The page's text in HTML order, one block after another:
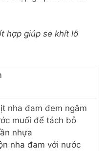
hợp giúp se khít lỗ
nha đam đem ngâm
muối để tách bỏ
nhựa
nha đam với nước